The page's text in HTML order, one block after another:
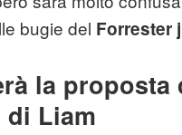
bugie del Forrester
la proposta
Liam